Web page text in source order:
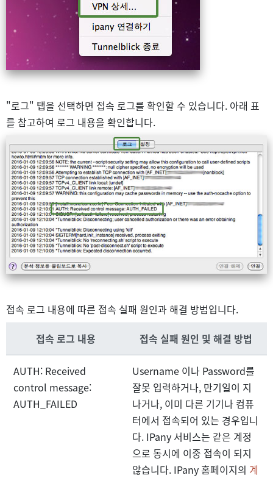
"로그" 탭을 선택하면 접속 로그를 확인할 수 있습니다. 아래 표
를 참고하여 로그 내용을 확인합니다.
접속 로그 내용에 따른 접속 실패 원인과 해결 방법입니다.
접속 로그 내용 접속 실패 원인 및 해결 방법
AUTH: Received
control message:
AUTH_FAILED
Username 이나 Password를
잘못 입력하거나, 만기일이 지
나거나, 이미 다른 기기나 컴퓨
터에서 접속되어 있는 경우입니
다. IPany 서비스는 같은 계정
으로 동시에 이중 접속이 되지
않습니다. IPany 홈페이지의 계